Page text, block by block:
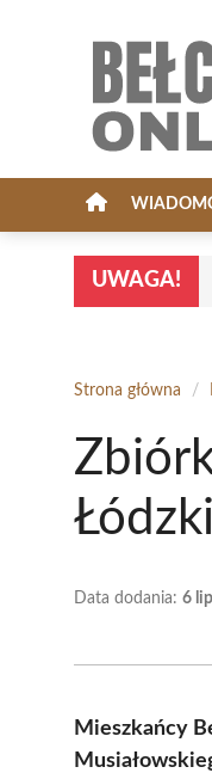
UWAGA!
Strona główna /
Data dodania: 6
Mieszkańcy